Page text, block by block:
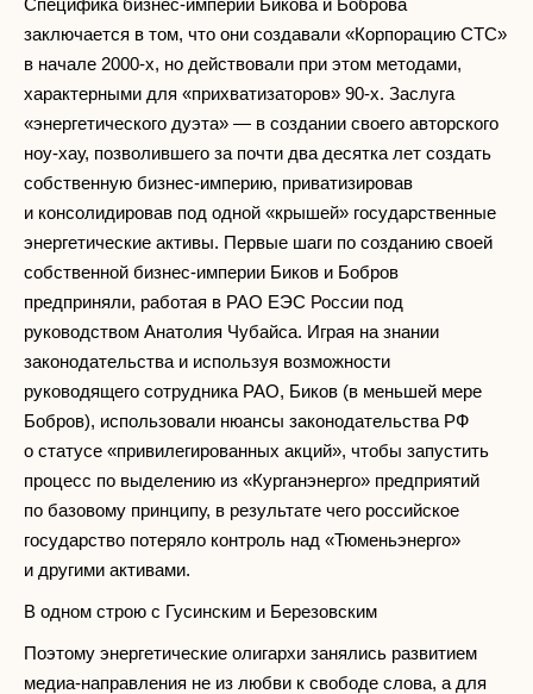
Специфика бизнес-империи Бикова и Боброва
заключается в том, что они создавали «Корпорацию СТС»
в начале 2000-х, но действовали при этом методами,
характерными для «прихватизаторов» 90-х. Заслуга
«энергетического дуэта» — в создании своего авторского
ноу-хау, позволившего за почти два десятка лет создать
собственную бизнес-империю, приватизировав
и консолидировав под одной «крышей» государственные
энергетические активы. Первые шаги по созданию своей
собственной бизнес-империи Биков и Бобров
предприняли, работая в РАО ЕЭС России под
руководством Анатолия Чубайса. Играя на знании
законодательства и используя возможности
руководящего сотрудника РАО, Биков (в меньшей мере
Бобров), использовали нюансы законодательства РФ
о статусе «привилегированных акций», чтобы запустить
процесс по выделению из «Курганэнерго» предприятий
по базовому принципу, в результате чего российское
государство потеряло контроль над «Тюменьэнерго»
и другими активами.
В одном строю с Гусинским и Березовским
Поэтому энергетические олигархи занялись развитием
медиа-направления не из любви к свободе слова, а для